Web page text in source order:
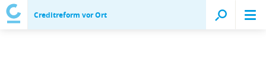
Creditreform vor Ort